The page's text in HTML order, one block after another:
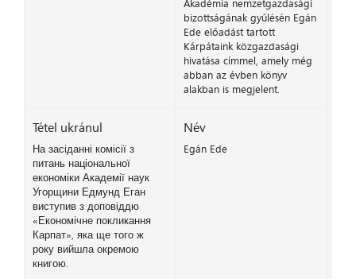
Akadémia nemzetgazdasági
bizottságának gyűlésén Egán
Ede előadást tartott
Kárpátaink közgazdasági
hivatása címmel, amely még
abban az évben könyv
alakban is megjelent.
Tétel ukránul
На засіданні комісії з
питань національної
економіки Академії наук
Угорщини Едмунд Еган
виступив з доповіддю
«Економічне покликання
Карпат», яка ще того ж
року вийшла окремою
книгою.
Név
Egán Ede